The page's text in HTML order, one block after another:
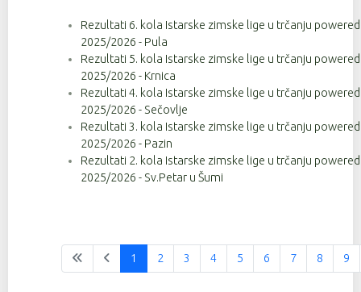
Rezultati 6. kola Istarske zimske lige u trčanju
2025/2026 - Pula
Rezultati 5. kola Istarske zimske lige u trčanju
2025/2026 - Krnica
Rezultati 4. kola Istarske zimske lige u trčanju
2025/2026 - Sečovlje
Rezultati 3. kola Istarske zimske lige u trčanju
2025/2026 - Pazin
Rezultati 2. kola Istarske zimske lige u trčanju
2025/2026 - Sv.Petar u Šumi
1 2 3 4 5 6 7 8 9